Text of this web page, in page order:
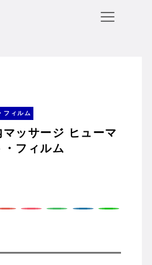
フィルム
ッサージ ヒューマ
フィルム